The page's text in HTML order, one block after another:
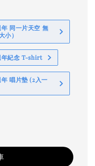
同一片天空 無
小）
年紀念 T-shirt
唱片墊 (2入一